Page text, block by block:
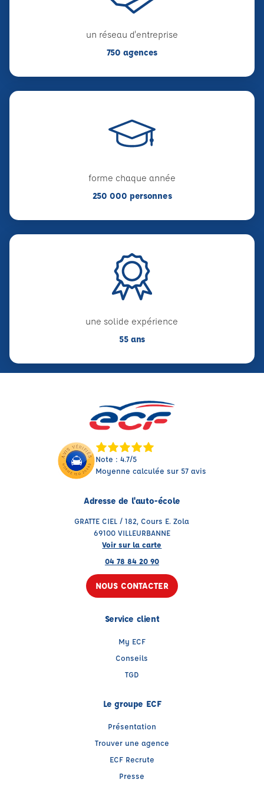
un réseau d'entreprise
750 agences
forme chaque année
250 000 personnes
une solide expérience
55 ans
Note : 4.7/5
Moyenne calculée sur 57 avis
Adresse de l'auto-école
GRATTE CIEL / 182, Cours E. Zola
69100 VILLEURBANNE
Voir sur la carte
04 78 84 20 90
NOUS CONTACTER
Service client
My ECF
Conseils
TGD
Le groupe ECF
Présentation
Trouver une agence
ECF Recrute
Presse